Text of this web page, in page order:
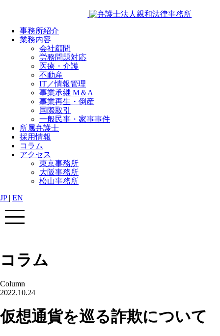
事務所紹介
業務内容
会社顧問
労務問題対応
医療・介護
不動産
IT／情報管理
事業承継 M＆A
事業再生・倒産
国際取引
一般民事・家事事件
所属弁護士
採用情報
コラム
アクセス
東京事務所
大阪事務所
松山事務所
JP | EN
コラム
Column
2022.10.24
仮想通貨を巡る詐欺について